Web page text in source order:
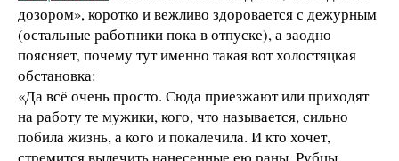
дозором», коротко и вежливо здоровается с дежурным
(остальные работники пока в отпуске), а заодно
поясняет, почему тут именно такая вот холостяцкая
обстановка:
«Да всё очень просто. Сюда приезжают или приходят
на работу те мужики, кого, что называется, сильно
побила жизнь, а кого и покалечила. И кто хочет,